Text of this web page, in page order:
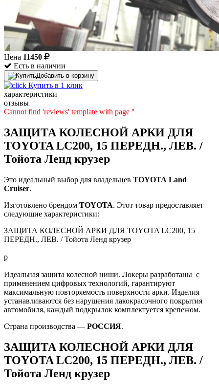
Цена 11450
Есть в наличии
Добавить в корзину
Купить в 1 клик
характеристики
отзывы
Cannot find 'reviews' template with page ''
ЗАЩИТА КОЛЕСНОЙ АРКИ ДЛЯ
TOYOTA LC200, 15 ПЕРЕДН., ЛЕВ. /
Тойота Ленд крузер
Это идеальный выбор для владельцев TOYOTA Land
Cruiser.
Изготовлено брендом TOYOTA. Этот товар предоставляет
следующие характеристики:
ЗАЩИТА КОЛЕСНОЙ АРКИ ДЛЯ TOYOTA LC200, 15
ПЕРЕДН., ЛЕВ. / Тойота Ленд крузер
р
Идеальная защита колесной ниши. Локеры разработаны с
применением цифровых технологий, гарантируют
максимальную повторяемость поверхности арки. Изделия
устанавливаются без нарушения лакокрасочного покрытия
автомобиля, каждый подкрылок комплектуется крепежом.
Страна производства — РОССИЯ.
ЗАЩИТА КОЛЕСНОЙ АРКИ ДЛЯ
TOYOTA LC200, 15 ПЕРЕДН., ЛЕВ. /
Тойота Ленд крузер